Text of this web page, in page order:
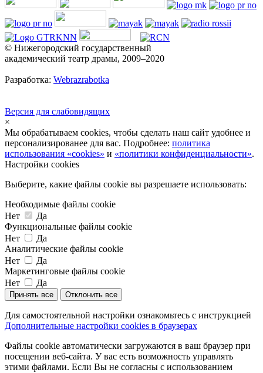
© Нижегородский государственный
академический театр драмы, 2009–2020
Разработка: Webrazrabotka
Версия для слабовидящих
×
Мы обрабатываем cookies, чтобы сделать наш сайт удобнее и
персонализированее для вас. Подробнее: политика
использования «cookies» и «политики конфиденциальности».
Настройки cookies
Выберите, какие файлы cookie вы разрешаете использовать:
Необходимые файлы cookie
Нет
Да
Функциональные файлы cookie
Нет
Да
Аналитические файлы cookie
Нет
Да
Маркетинговые файлы cookie
Нет
Да
Принять все Отклонить все
Для самостоятельной настройки ознакомьтесь с инструкцией
Дополнительные настройки cookies в браузерах
Файлы cookie автоматически загружаются в ваш браузер при
посещении веб-сайта. У вас есть возможность управлять
этими файлами. Если Вы не согласны с использованием